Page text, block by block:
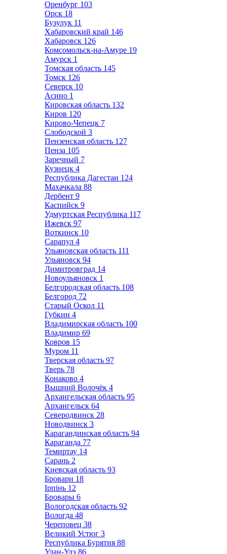
Оренбург 103
Орск 18
Бузулук 11
Хабаровский край 146
Хабаровск 126
Комсомольск-на-Амуре 19
Амурск 1
Томская область 145
Томск 126
Северск 10
Асино 1
Кировская область 132
Киров 120
Кирово-Чепецк 7
Слободской 3
Пензенская область 127
Пенза 105
Заречный 7
Кузнецк 4
Республика Дагестан 124
Махачкала 88
Дербент 9
Каспийск 9
Удмуртская Республика 117
Ижевск 97
Воткинск 10
Сарапул 4
Ульяновская область 111
Ульяновск 94
Димитровград 14
Новоульяновск 1
Белгородская область 108
Белгород 72
Старый Оскол 11
Губкин 4
Владимирская область 100
Владимир 69
Ковров 15
Муром 11
Тверская область 97
Тверь 78
Конаково 4
Вышний Волочёк 4
Архангельская область 95
Архангельск 64
Северодвинск 28
Новодвинск 3
Карагандинская область 94
Караганда 77
Темиртау 14
Сарань 2
Киевская область 93
Бровари 18
Ірпінь 12
Бровары 6
Вологодская область 92
Вологда 48
Череповец 38
Великий Устюг 3
Республика Бурятия 88
Улан-Удэ 86